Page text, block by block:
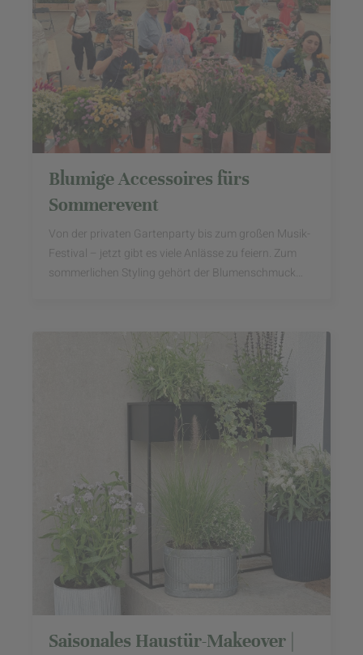
Blumige Accessoires fürs
Sommerevent
Von der privaten Gartenparty bis zum großen Musik-
Festival – jetzt gibt es viele Anlässe zu feiern. Zum
sommerlichen Styling gehört der Blumenschmuck
Saisonales Haustür-Makeover |